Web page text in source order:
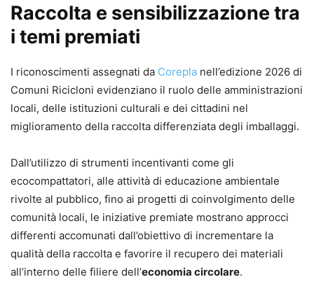
Raccolta e sensibilizzazione tra
i temi premiati
I riconoscimenti assegnati da Corepla nell’edizione 2026 di
Comuni Ricicloni evidenziano il ruolo delle amministrazioni
locali, delle istituzioni culturali e dei cittadini nel
miglioramento della raccolta differenziata degli imballaggi.
Dall’utilizzo di strumenti incentivanti come gli
ecocompattatori, alle attività di educazione ambientale
rivolte al pubblico, fino ai progetti di coinvolgimento delle
comunità locali, le iniziative premiate mostrano approcci
differenti accomunati dall’obiettivo di incrementare la
qualità della raccolta e favorire il recupero dei materiali
all’interno delle filiere dell’economia circolare.